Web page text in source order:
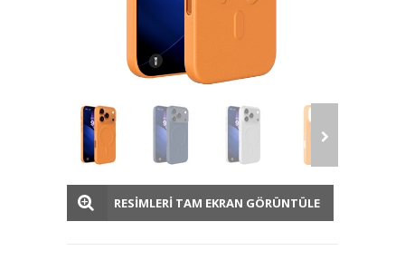
RESİMLERİ TAM EKRAN GÖRÜNTÜLE